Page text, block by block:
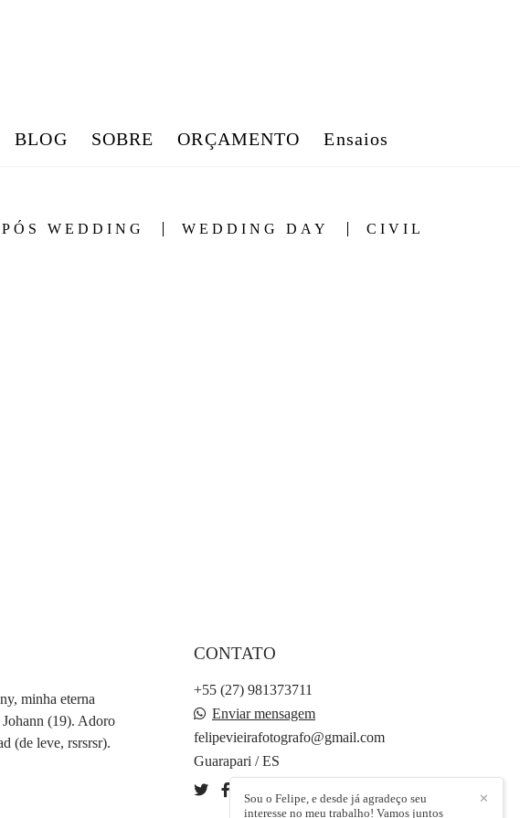
BLOG SOBRE ORÇAMENTO Ensaios
WEDDING WEDDING DAY CIVIL
minha eterna
Johann (19). Adoro
(de leve, rsrsrsr).
CONTATO
+55 (27) 981373711
Enviar mensagem
felipevieirafotografo@gmail.com
Guarapari / ES
✕
Sou o Felipe, e desde já agradeço seu
interesse no meu trabalho! Vamos juntos